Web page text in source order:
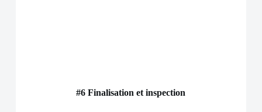
#6 Finalisation et inspection